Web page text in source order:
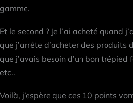
gamme.
Et le second ? Je l’ai acheté quand
que j’arrête d’acheter des produits
que j’avais besoin d’un bon trépied
etc..
Voilà, j’espère que ces 10 points